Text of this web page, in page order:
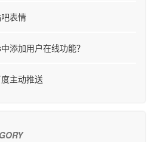
表情
添加用户在线功能？
主动推送